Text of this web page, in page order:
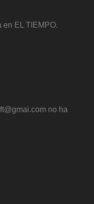
en EL TIEMPO.
no ha